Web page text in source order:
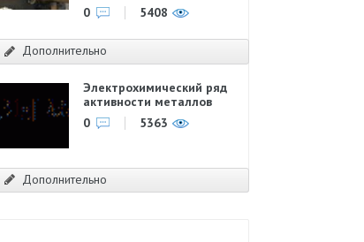
0
5408
Дополнительно
Электрохимический ряд
активности металлов
0
5363
Дополнительно